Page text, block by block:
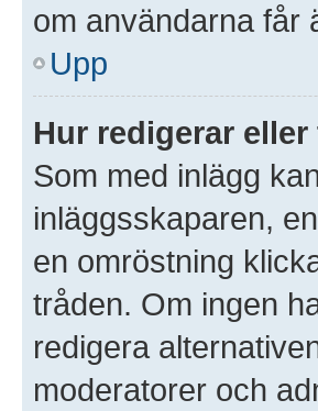
om användarna får
Upp
Hur redigerar
Som med inlägg
inläggsskaparen,
en omröstning
tråden. Om ingen
redigera
moderatorer och